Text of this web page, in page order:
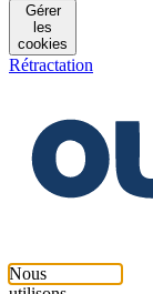
Gérer
les
cookies
Rétractation
Nous